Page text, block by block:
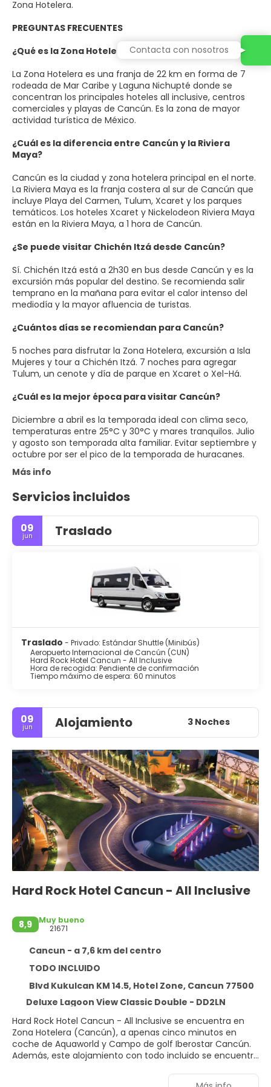
Zona Hotelera.
PREGUNTAS FRECUENTES
¿Qué es la Zona Hotelera de Cancún?
La Zona Hotelera es una franja de 22 km en forma de 7
rodeada de Mar Caribe y Laguna Nichupté donde se
concentran los principales hoteles all inclusive, centros
comerciales y playas de Cancún. Es la zona de mayor
actividad turística de México.
¿Cuál es la diferencia entre Cancún y la Riviera
Maya?
Cancún es la ciudad y zona hotelera principal en el norte.
La Riviera Maya es la franja costera al sur de Cancún que
incluye Playa del Carmen, Tulum, Xcaret y los parques
temáticos. Los hoteles Xcaret y Nickelodeon Riviera Maya
están en la Riviera Maya, a 1 hora de Cancún.
¿Se puede visitar Chichén Itzá desde Cancún?
Sí. Chichén Itzá está a 2h30 en bus desde Cancún y es la
excursión más popular del destino. Se recomienda salir
temprano en la mañana para evitar el calor intenso del
mediodía y la mayor afluencia de turistas.
¿Cuántos días se recomiendan para Cancún?
5 noches para disfrutar la Zona Hotelera, excursión a Isla
Mujeres y tour a Chichén Itzá. 7 noches para agregar
Tulum, un cenote y día de parque en Xcaret o Xel-Há.
¿Cuál es la mejor época para visitar Cancún?
Diciembre a abril es la temporada ideal con clima seco,
temperaturas entre 25°C y 30°C y mares tranquilos. Julio
y agosto son temporada alta familiar. Evitar septiembre y
octubre por ser el pico de la temporada de huracanes.
Más info
Servicios incluidos
09
jun Traslado
Traslado - Privado: Estándar Shuttle (Minibús)
Aeropuerto Internacional de Cancún (CUN)
Hard Rock Hotel Cancun - All Inclusive
Hora de recogida: Pendiente de confirmación
Tiempo máximo de espera: 60 minutos
09
jun Alojamiento 3 Noches
Hard Rock Hotel Cancun - All Inclusive
8,9
Muy bueno
21671
Cancun - a 7,6 km del centro
TODO INCLUIDO
Blvd Kukulcan KM 14.5, Hotel Zone, Cancun 77500
Deluxe Lagoon View Classic Double - DD2LN
Hard Rock Hotel Cancun - All Inclusive se encuentra en
Zona Hotelera (Cancún), a apenas cinco minutos en
coche de Aquaworld y Campo de golf Iberostar Cancún.
Además, este alojamiento con todo incluido se encuentra
Contacta con nosotros